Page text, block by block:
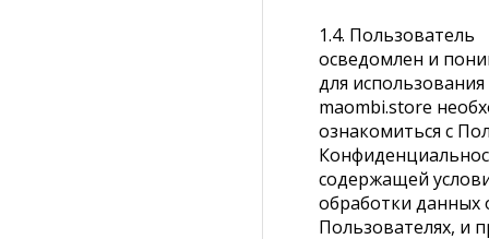
1.4. Пользователь
осведомлен и
для
maombi.store
ознакомиться с
содержащей
обработки данных
Пользователях, и